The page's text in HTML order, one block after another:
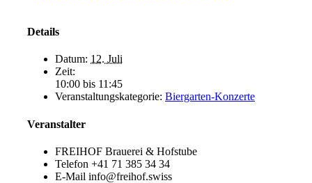
Details
Datum: 12. Juli
Zeit:
10:00 bis 11:45
Veranstaltungskategorie: Biergarten-Konzerte
Veranstalter
FREIHOF Brauerei & Hofstube
Telefon +41 71 385 34 34
E-Mail info@freihof.swiss